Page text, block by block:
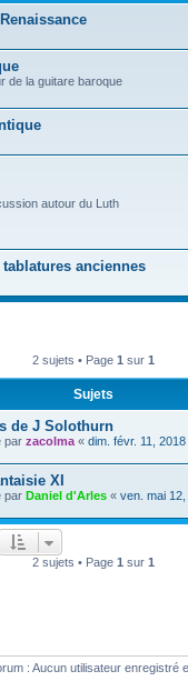
de la guitare baroque
autour du Luth
anciennes
2 sujets • Page 1 sur 1
Sujets
de J Solothurn
par zacolma « dim. févr. 11,
XI
par Daniel d'Arles « ven. mai
2 sujets • Page 1 sur 1
: Aucun utilisateur enregistré